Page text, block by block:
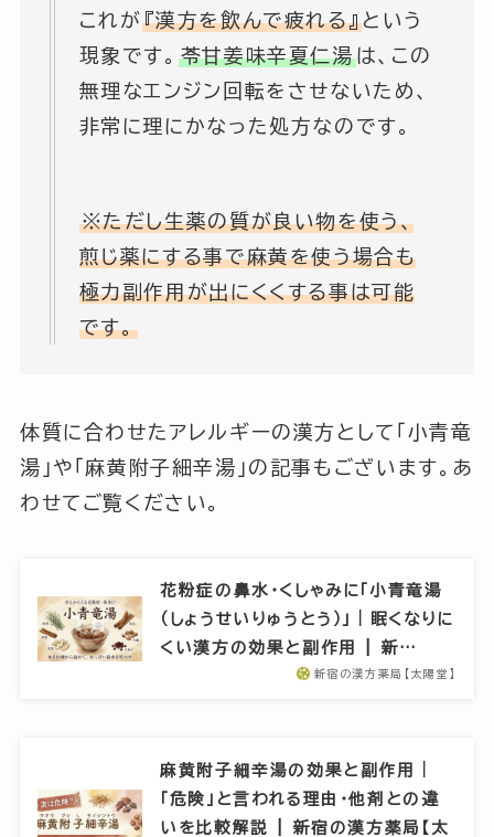
これが『漢方を飲んで疲れる』 という
現象です。 苓甘姜味辛夏仁湯は、この
無理なエンジン回転をさせないため、
非常に理にかなった処方なのです。
※ただし生薬の質が良い物を使う、
煎じ薬にする事で麻黄を使う場合も
極力副作用が出にくくする事は可能
です。
体質に合わせたアレルギーの漢方として「小青竜
湯」や「麻黄附子細辛湯」の記事もございます。あ
わせてご覧ください。
花粉症の鼻水・くしゃみに「小青竜湯
（しょうせいりゅうとう）」｜眠くなりに
くい漢方の効果と副作用 | 新…
新宿の漢方薬局【太陽堂】
麻黄附子細辛湯の効果と副作用｜
「危険」と言われる理由・他剤との違
いを比較解説 | 新宿の漢方薬局【太